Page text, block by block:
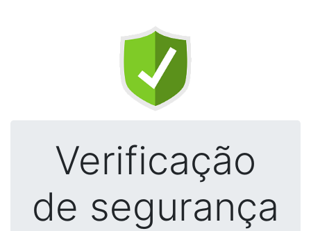
Verificação
de segurança